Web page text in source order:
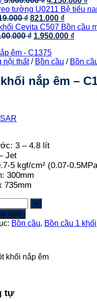
₫.
gốc
là:
5.060.000 ₫.là:
Bệ tiểu
₫ Giá
gốc
là:
821.000 ₫Giá
hiện
tại
Bồn cầu
₫ Giá
là:
3.100.000 ₫.
1.950.000 ₫Giá
là:
nội thất / Bồn cầu / Bồn
nắp êm –
3 – 4.8 lít
Jet
5 kgf/cm² (0.07-
300mm
735mm
ngay
Bồn cầu, Bồn cầu 1 khối
tự